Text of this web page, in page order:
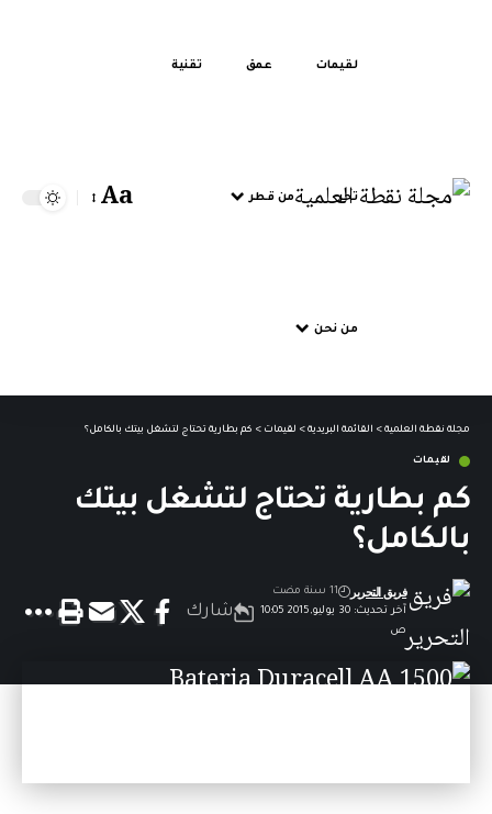
لقيمات عمق تقنية
تحر من قطر
من نحن
Aa
مجلة نقطة العلمية > القائمة البريدية > لقيمات > كم بطارية تحتاج لتشغل بيتك بالكامل؟
لقيمات
كم بطارية تحتاج لتشغل بيتك
بالكامل؟
آخر تحديث: 30 يوليو,2015 10:05
ص
فريق التحرير 11 سنة مضت
شارك